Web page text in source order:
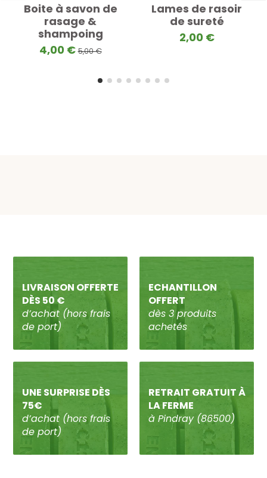
Boite à savon de
rasage &
shampoing
4,00 €5,00 €
Lames de rasoir
de sureté
2,00 €
LIVRAISON OFFERTE
DÈS 50 €
d’achat (hors frais
de port)
ECHANTILLON
OFFERT
dès 3 produits
achetés
UNE SURPRISE DÈS
75€
d’achat (hors frais
de port)
RETRAIT GRATUIT À
LA FERME
à Pindray (86500)